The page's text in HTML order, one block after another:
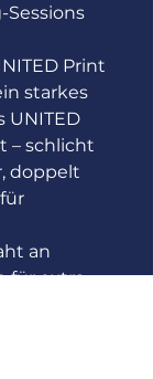
Sessions
Print
starkes
UNITED
– schlicht
doppelt
an
für extra